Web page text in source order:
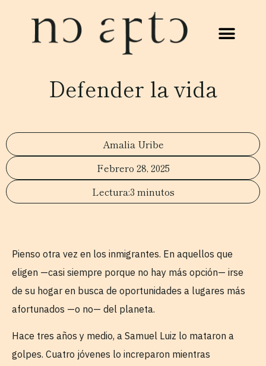
Defender la vida
Amalia Uribe
Febrero 28, 2025
3 minutos
Pienso otra vez en los inmigrantes. En aquellos que
eligen —casi siempre porque no hay más opción— irse
de su hogar en busca de oportunidades a lugares más
afortunados —o no— del planeta.
Hace tres años y medio, a Samuel Luiz lo mataron a
golpes. Cuatro jóvenes lo increparon mientras